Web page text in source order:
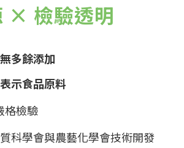
× 檢驗透明
多餘添加
示食品原料
格檢驗
科學會與農藝化學會技術開發